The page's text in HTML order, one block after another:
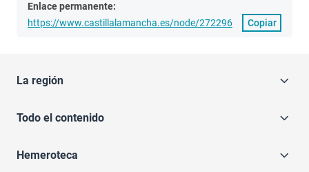
Enlace permanente:
https://www.castillalamancha.es/node/272296
Copiar
La región
Todo el contenido
Hemeroteca